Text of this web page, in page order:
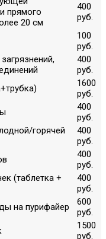
прямого
20 см
400
руб.
100
руб.
400
руб.
1600
руб.
400
руб.
горячей
400
руб.
400
руб.
(таблетка +
400
руб.
на пурифайер
600
руб.
1500
руб.